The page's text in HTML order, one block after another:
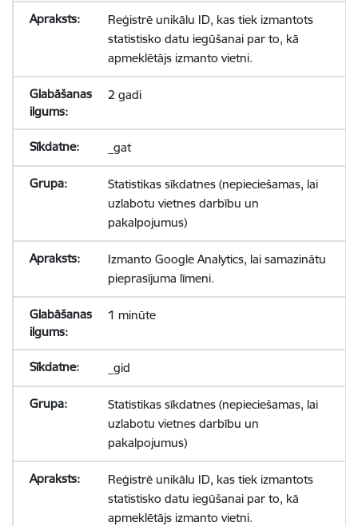
Reģistrē unikālu ID, kas tiek izmantots
statistisko datu iegūšanai par to, kā
apmeklētājs izmanto vietni.
2 gadi
_gat
Statistikas sīkdatnes (nepieciešamas, lai
uzlabotu vietnes darbību un
pakalpojumus)
Izmanto Google Analytics, lai samazinātu
pieprasījuma līmeni.
1 minūte
_gid
Statistikas sīkdatnes (nepieciešamas, lai
uzlabotu vietnes darbību un
pakalpojumus)
Reģistrē unikālu ID, kas tiek izmantots
statistisko datu iegūšanai par to, kā
apmeklētājs izmanto vietni.